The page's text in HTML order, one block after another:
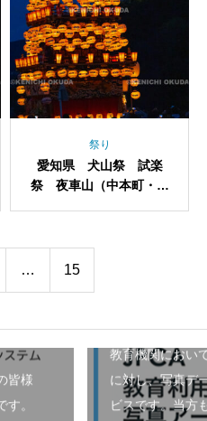
祭り
愛知県 犬山祭 試楽
祭 夜車山（中本町・西
… 15
皆様
。
教育機関におい
に対し、写真デ
ビスです。当方